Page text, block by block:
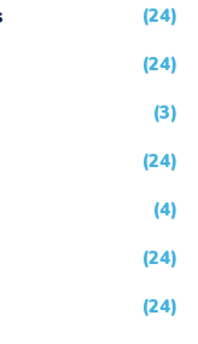
(24)
(24)
(3)
(24)
(4)
(24)
(24)